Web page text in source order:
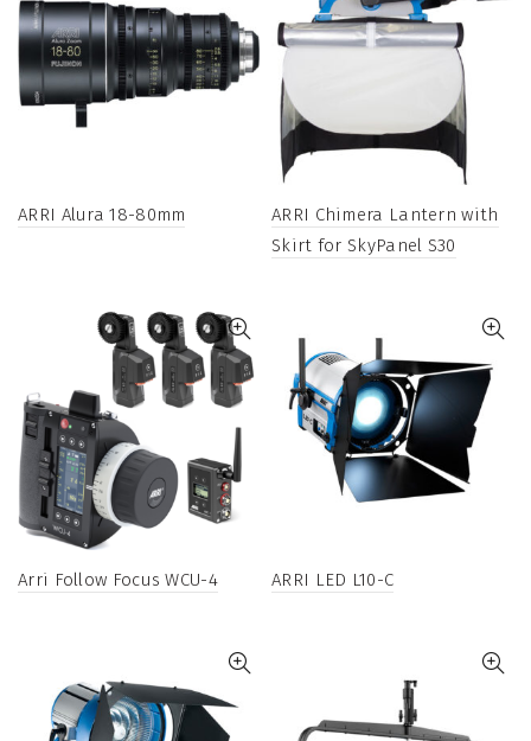
ARRI Alura 18-80mm
ARRI Chimera Lantern with
Skirt for SkyPanel S30
Arri Follow Focus WCU-4 ARRI LED L10-C